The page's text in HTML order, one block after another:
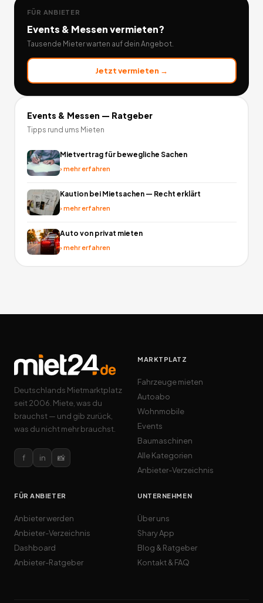
FÜR ANBIETER
Events & Messenvermieten?
Tausende Mieter warten auf dein Angebot.
Jetzt vermieten →
Events & Messen — Ratgeber
Tipps rund ums Mieten
Mietvertrag für bewegliche Sachen
›mehr erfahren
Kaution bei Mietsachen — Recht erklärt
›mehr erfahren
Auto von privat mieten
›mehr erfahren
Deutschlands Mietmarktplatz
seit 2006. Miete, was du
brauchst — und gib zurück,
was du nicht mehr brauchst.
f in 📸
MARKTPLATZ
Fahrzeuge mieten
Autoabo
Wohnmobile
Events
Baumaschinen
Alle Kategorien
Anbieter-Verzeichnis
FÜR ANBIETER
Anbieter werden
Anbieter-Verzeichnis
Dashboard
Anbieter-Ratgeber
UNTERNEHMEN
Über uns
Shary App
Blog & Ratgeber
Kontakt & FAQ